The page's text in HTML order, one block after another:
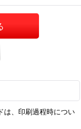
は、印刷過程時につい